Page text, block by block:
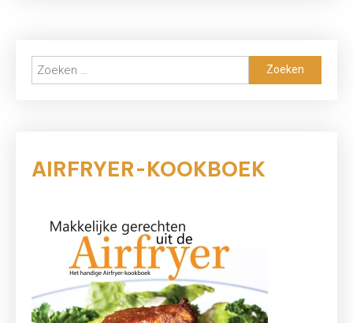
Sabine
Zoeken
naar:
AIRFRYER-KOOKBOEK